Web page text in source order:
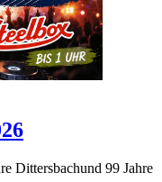
Dittersbachund 99 Jahre